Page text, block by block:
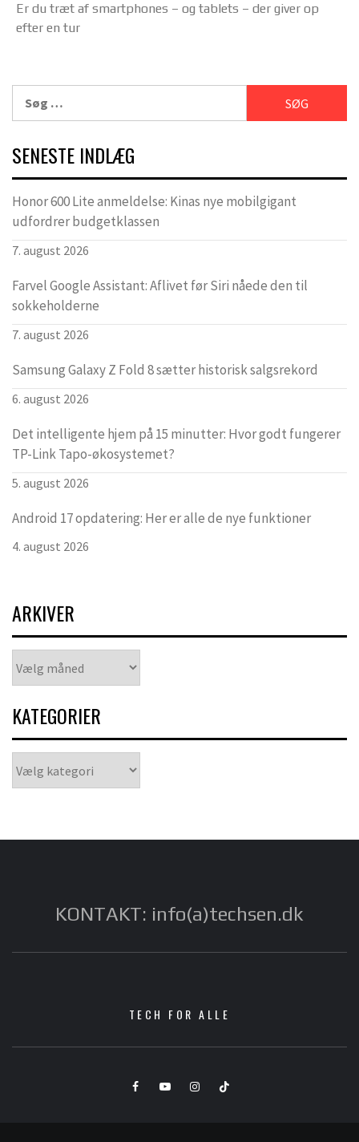
Er du træt af smartphones – og tablets – der giver op
efter en tur
efter:
SENESTE INDLÆG
Honor 600 Lite anmeldelse: Kinas nye mobilgigant
udfordrer budgetklassen
7. august 2026
Farvel Google Assistant: Aflivet før Siri nåede den til
sokkeholderne
7. august 2026
Samsung Galaxy Z Fold 8 sætter historisk salgsrekord
6. august 2026
Det intelligente hjem på 15 minutter: Hvor godt fungerer
TP-Link Tapo-økosystemet?
5. august 2026
Android 17 opdatering: Her er alle de nye funktioner
4. august 2026
ARKIVER
KATEGORIER
KONTAKT: info(a)techsen.dk
TECH FOR ALLE
FacebookYouTubeInstagramTikTok